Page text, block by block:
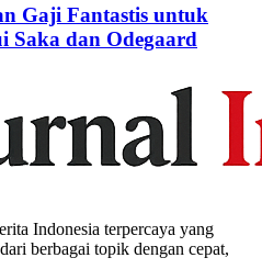
Gaji Fantastis untuk
Saka dan Odegaard
Indonesia terpercaya yang
berbagai topik dengan cepat,